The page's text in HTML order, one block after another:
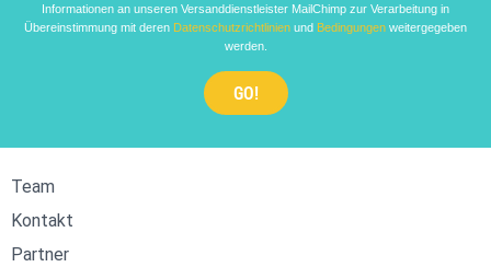
Informationen an unseren Versanddienstleister MailChimp zur Verarbeitung in
Übereinstimmung mit deren Datenschutzrichtlinien und Bedingungen weitergegeben
werden.
Team
Kontakt
Partner